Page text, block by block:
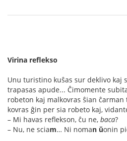
Virina reflekso
Unu turistino kuŝas sur deklivo kaj
trapasas apude... Ĉimomente
robeton kaj malkovras ŝian
kovras ĝin per sia robeto kaj,
– Mi havas reflekson, ĉu ne, baca?
– Nu, ne sciam… Ni noman ŭonin pi